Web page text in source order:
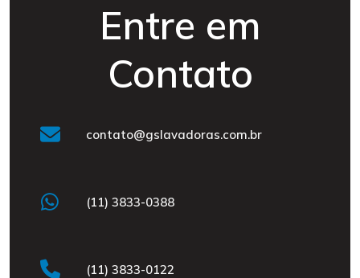
Entre em
Contato
contato@gslavadoras.com.br
(11) 3833-0388
(11) 3833-0122